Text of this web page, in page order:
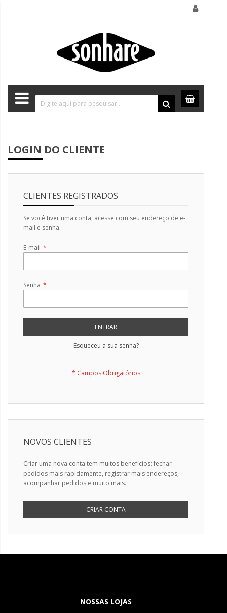
LOGIN DO CLIENTE
CLIENTES REGISTRADOS
Se você tiver uma conta, acesse com seu endereço de e-
mail e senha.
E-mail
Senha
ENTRAR
Esqueceu a sua senha?
NOVOS CLIENTES
Criar uma nova conta tem muitos benefícios: fechar
pedidos mais rapidamente, registrar mais endereços,
acompanhar pedidos e muito mais.
CRIAR CONTA
NOSSAS LOJAS